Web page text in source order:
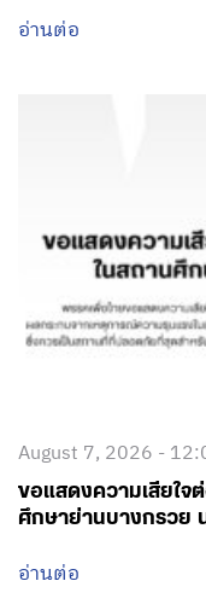
อ่านต่อ
August 7, 2026 -
ขอแสดงความเสียใจ
ศึกษาย่านบางกรวย
อ่านต่อ